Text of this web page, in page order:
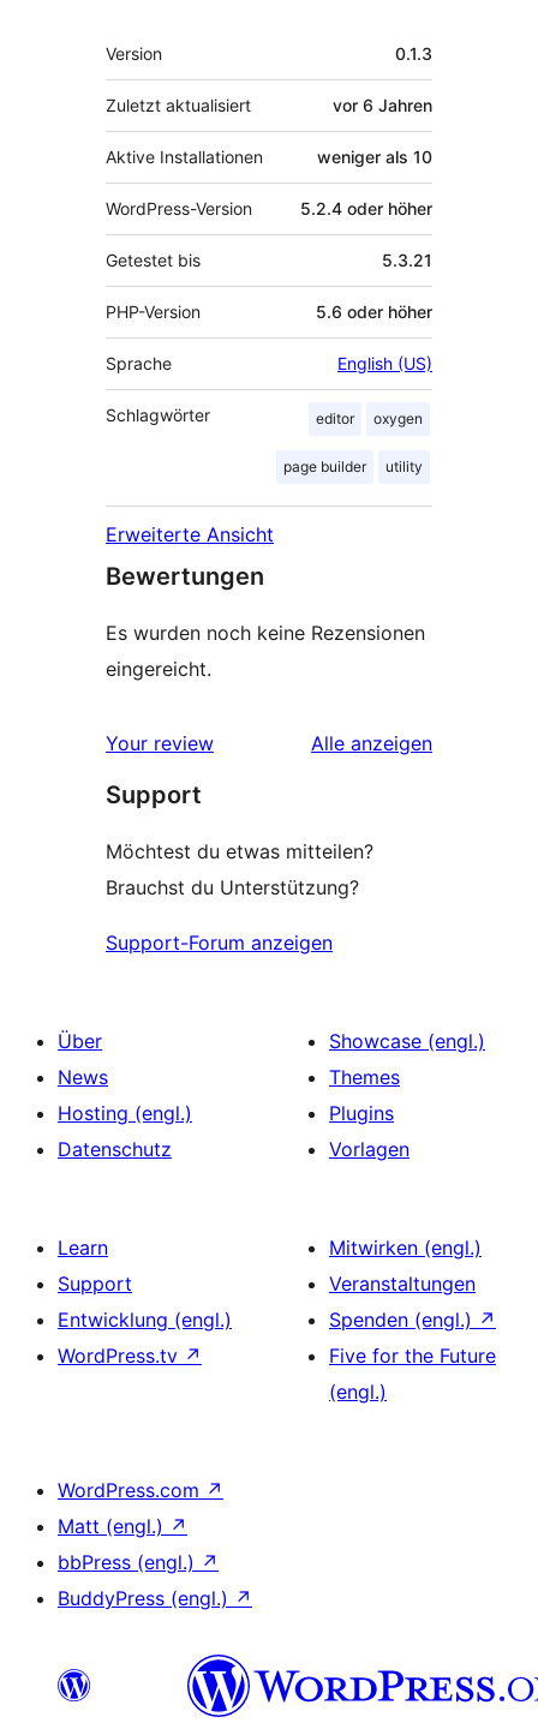
Meta
Version 0.1.3
Zuletzt aktualisiert vor 6 Jahren
Aktive Installationen weniger als 10
WordPress-Version 5.2.4 oder höher
Getestet bis 5.3.21
PHP-Version 5.6 oder höher
Sprache English (US)
Schlagwörter editor oxygen
page builder utility
Erweiterte Ansicht
Bewertungen
Es wurden noch keine Rezensionen
eingereicht.
Your review Alle Rezensionen
anzeigen
Support
Möchtest du etwas mitteilen?
Brauchst du Unterstützung?
Support-Forum anzeigen
Über
News
Hosting (engl.)
Datenschutz
Showcase (engl.)
Themes
Plugins
Vorlagen
Learn
Support
Entwicklung (engl.)
WordPress.tv ↗
Mitwirken (engl.)
Veranstaltungen
Spenden (engl.) ↗
Five for the Future
(engl.)
WordPress.com ↗
Matt (engl.) ↗
bbPress (engl.) ↗
BuddyPress (engl.) ↗